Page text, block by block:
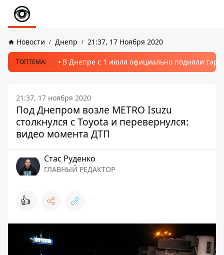
Новости Днепр 21:37, 17 Ноября 2020
ТОПТЕМА: В Днепре с 1 июля официально подняли
21:37, 17 ноября 2020
Под Днепром возле METRO Isuzu
столкнулся с Toyota и перевернулся:
видео момента ДТП
Стаc Руденко
ГЛАВНЫЙ РЕДАКТОР
👍